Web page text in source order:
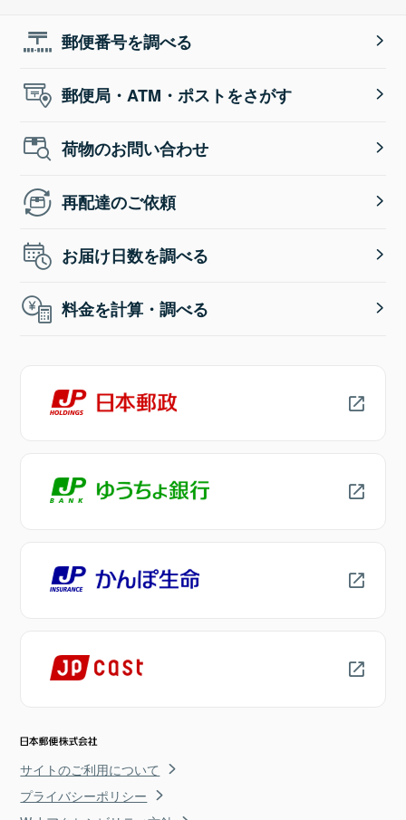
郵便番号を調べる
郵便局・ATM・ポストをさがす
荷物のお問い合わせ
再配達のご依頼
お届け日数を調べる
料金を計算・調べる
サイトのご利用について
プライバシーポリシー